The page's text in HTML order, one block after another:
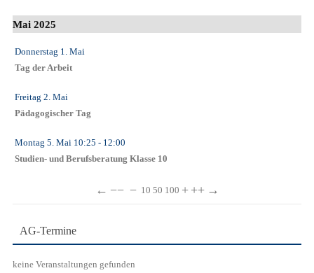
Mai 2025
Donnerstag 1. Mai
Tag der Arbeit
Freitag 2. Mai
Pädagogischer Tag
Montag 5. Mai 10:25 - 12:00
Studien- und Berufsberatung Klasse 10
← −− − 10 50 100 + ++ →
AG-Termine
keine Veranstaltungen gefunden